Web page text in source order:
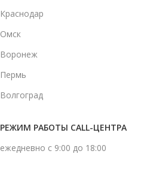
Краснодар
Омск
Воронеж
Пермь
Волгоград
РЕЖИМ РАБОТЫ CALL-ЦЕНТРА
ежедневно с 9:00 до 18:00